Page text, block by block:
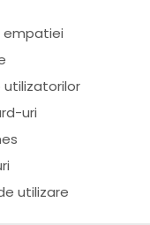
empatiei
utilizatorilor
uri
utilizare